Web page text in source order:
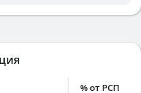
% от РСП